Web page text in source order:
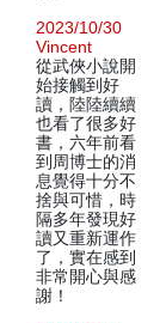
2023/10/30
Vincent
從武俠小說開
始接觸到好
讀，陸陸續續
也看了很多好
書，六年前看
到周博士的消
息覺得十分不
捨與可惜，時
隔多年發現好
讀又重新運作
了，實在感到
非常開心與感
謝！